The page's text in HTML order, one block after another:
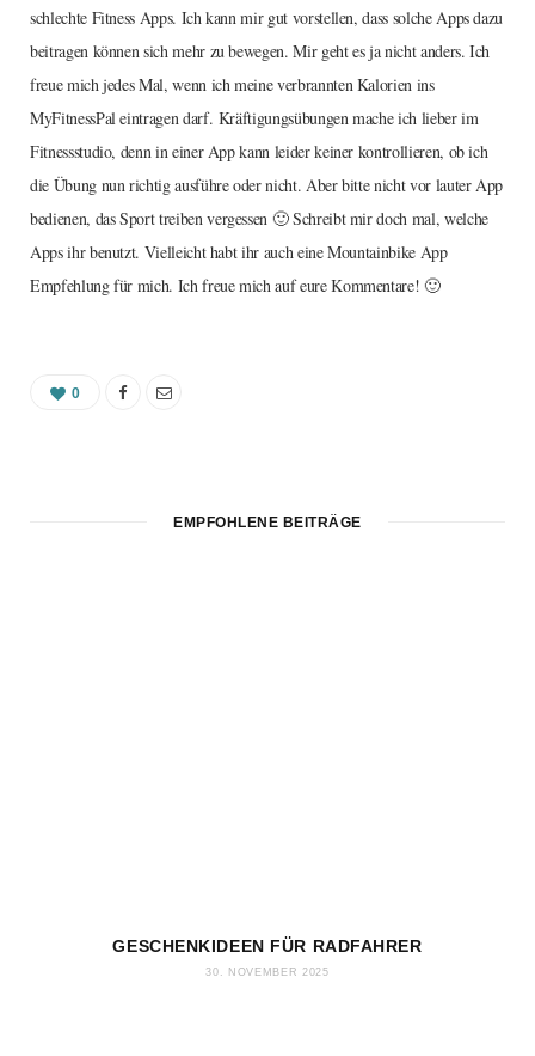
schlechte Fitness Apps. Ich kann mir gut vorstellen, dass solche Apps dazu
beitragen können sich mehr zu bewegen. Mir geht es ja nicht anders. Ich
freue mich jedes Mal, wenn ich meine verbrannten Kalorien ins
MyFitnessPal eintragen darf. Kräftigungsübungen mache ich lieber im
Fitnessstudio, denn in einer App kann leider keiner kontrollieren, ob ich
die Übung nun richtig ausführe oder nicht. Aber bitte nicht vor lauter App
bedienen, das Sport treiben vergessen 🙂 Schreibt mir doch mal, welche
Apps ihr benutzt. Vielleicht habt ihr auch eine Mountainbike App
Empfehlung für mich. Ich freue mich auf eure Kommentare! 🙂
0
EMPFOHLENE BEITRÄGE
GESCHENKIDEEN FÜR RADFAHRER
30. NOVEMBER 2025